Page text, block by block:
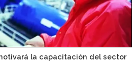
la capacitación del sector